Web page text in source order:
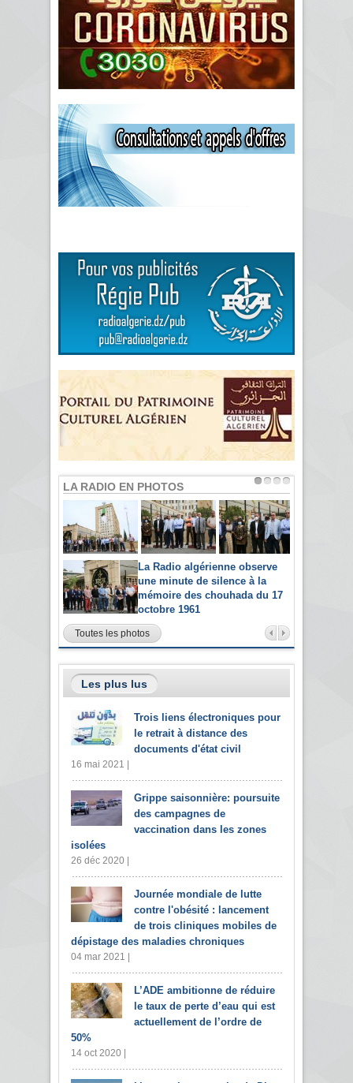
LA RADIO EN PHOTOS
La Radio algérienne observe
une minute de silence à la
mémoire des chouhada du 17
octobre 1961
Toutes les photos
Les plus lus
Trois liens électroniques pour
le retrait à distance des
documents d'état civil
16 mai 2021 |
Grippe saisonnière: poursuite
des campagnes de
vaccination dans les zones
isolées
26 déc 2020 |
Journée mondiale de lutte
contre l'obésité : lancement
de trois cliniques mobiles de
dépistage des maladies chroniques
04 mar 2021 |
L’ADE ambitionne de réduire
le taux de perte d’eau qui est
actuellement de l’ordre de
50%
14 oct 2020 |